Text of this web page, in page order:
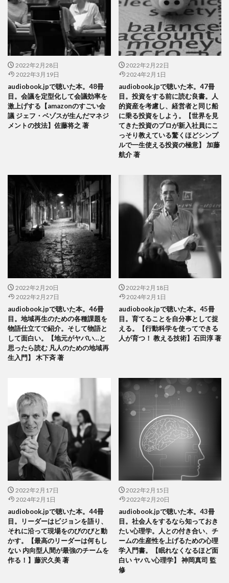
2022年2月28日
2022年3月19日
audiobook.jpで聴いた本。48冊
目。会議を定型化して会議効率を
激上げする【amazonのすごい会
議 ジェフ・ベゾスが生んだマネジ
メントの技法】佐藤将之 著
2022年2月22日
2024年2月1日
audiobook.jpで聴いた本。47冊
目。投資をする前に読む良書。人
的資産を考慮し、経営者と同じ船
に乗る投資をしよう。【世界を見
てきた投資のプロが新入社員にこ
っそり教えている驚くほどシンプ
ルで一生使える投資の極意】 加藤
航介 著
2022年2月20日
2022年2月27日
audiobook.jpで聴いた本。46冊
目。地域再生のための各種課題を
物語仕立てで紹介。そして物語と
して面白い。【地元がヤバい…と
思ったら読む 凡人のための地域再
生入門】 木下斉 著
2022年2月18日
2024年2月1日
audiobook.jpで聴いた本。45冊
目。育てることを自分事として捉
える。【行動科学を使ってできる
人が育つ！ 教える技術】石田淳 著
2022年2月17日
2024年2月1日
audiobook.jpで聴いた本。44冊
目。リーダーはビジョンを語り、
それに沿って現場をのびのびと動
かす。【最高のリーダーは何もし
ない 内向型人間が最強のチームを
作る！】藤沢久美 著
2022年2月15日
2022年2月20日
audiobook.jpで聴いた本。43冊
目。社会人をするなら知っておき
たい心理学。人との付き合い、チ
ームの生産性を上げるための心理
学入門書。【眠れなくなるほど面
白い ヤバい心理学】 神岡真司 監
修